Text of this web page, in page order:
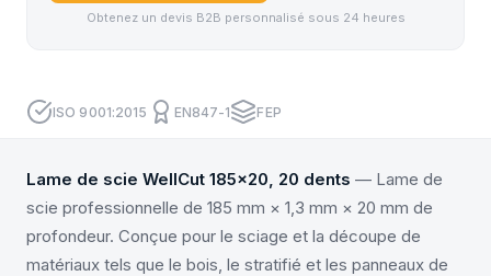
Obtenez un devis B2B personnalisé sous 24 heures
ISO 9001:2015 EN847-1 FEP
Lame de scie WellCut 185x20, 20 dents — Lame de
scie professionnelle de 185 mm × 1,3 mm × 20 mm de
profondeur. Conçue pour le sciage et la découpe de
matériaux tels que le bois, le stratifié et les panneaux de